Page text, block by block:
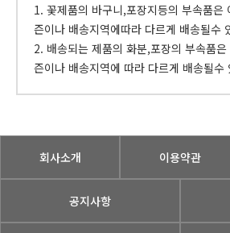
1. 꽃제품의 바구니,포장지등의 부속품은
즌이나 배송지역에따라 다르게 배송될수
2. 배송되는 제품의 화분,포장의 부속품
즌이나 배송지역에 따라 다르게 배송될수
회사소개 이용약관
공지사항